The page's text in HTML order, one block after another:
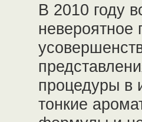
В 2010 году
процедуры в
тонкие